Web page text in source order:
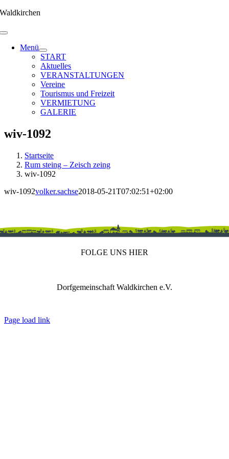
Zum
springen
Waldkirchen
Menü
START
Aktuelles
VERANSTALTUNGEN
Vereine
Tourismus und Freizeit
VERMIETUNG
GALERIE
wiv-1092
Startseite
Rum steing – Zeisch zeing
wiv-1092
wiv-1092volker.sachse2018-05-21T07:02:51+02:00
FOLGE UNS HIER
Dorfgemeinschaft Waldkirchen e.V.
Page load link